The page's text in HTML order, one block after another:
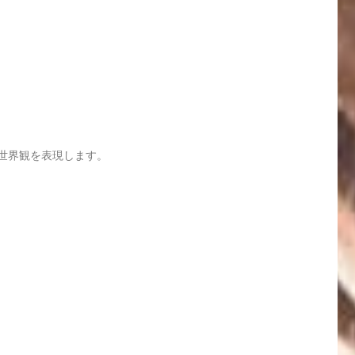
観を表現します。